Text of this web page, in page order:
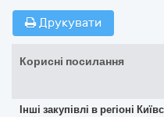
Друкувати
Корисні посилання
Інші закупівлі в регіоні